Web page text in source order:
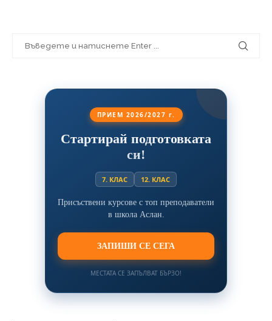
ПРИЕМ 2026/2027 г.
Стартирай подготовката
си!
7. КЛАС 12. КЛАС
Присъствени курсове с топ преподаватели
в школа Аслан.
ЗАПИШИ СЕ СЕГА
МЕСТАТА СЕ ЗАПЪЛВАТ БЪРЗО!